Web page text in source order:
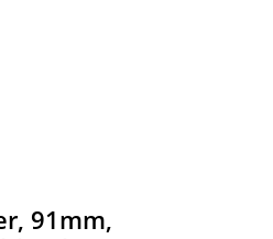
91mm,